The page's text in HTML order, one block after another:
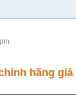
hãng giá